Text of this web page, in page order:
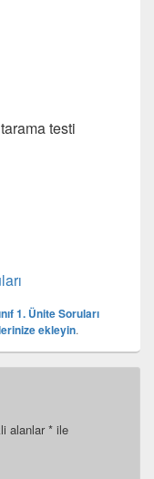
testi
1. Ünite Soruları
ekleyin.
alanlar* ile